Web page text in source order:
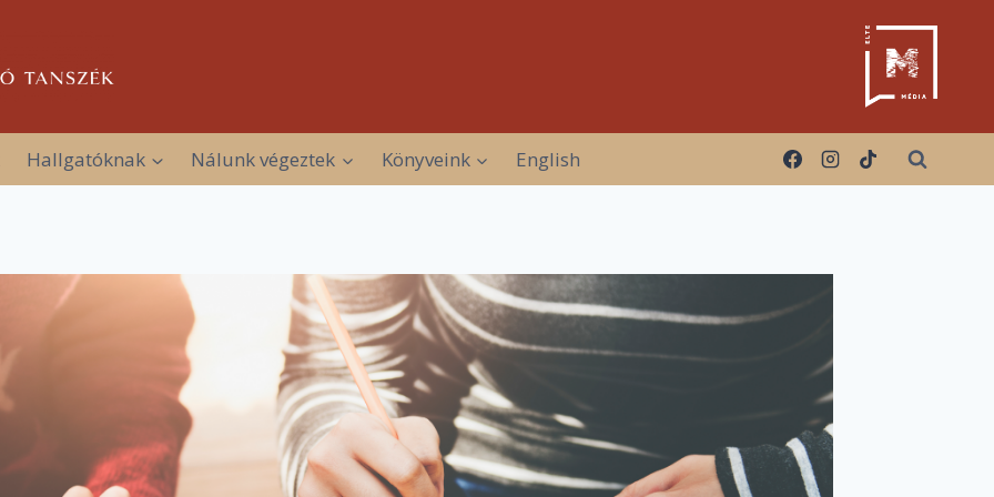
Hallgatóknak Nálunk végeztek Könyveink English